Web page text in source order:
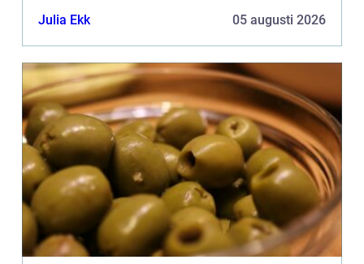
Julia Ekk 05 augusti 2026